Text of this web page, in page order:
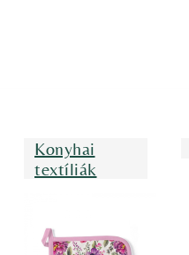
Konyhai
textíliák